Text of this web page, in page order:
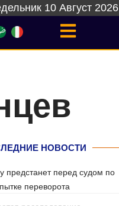
10 Август 2026
НОВОСТИ
предстанет перед судом по
переворота